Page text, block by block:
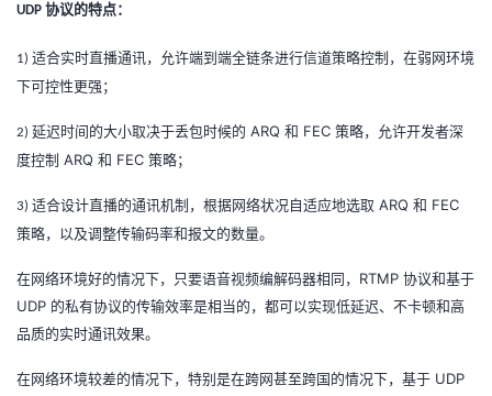
UDP 协议的特点：
1) 适合实时直播通讯，允许端到端全链条进行信道策略控制，在弱网环境
下可控性更强；
2) 延迟时间的大小取决于丢包时候的 ARQ 和 FEC 策略，允许开发者深
度控制 ARQ 和 FEC 策略；
3) 适合设计直播的通讯机制，根据网络状况自适应地选取 ARQ 和 FEC
策略，以及调整传输码率和报文的数量。
在网络环境好的情况下，只要语音视频编解码器相同， RTMP 协议和基于
UDP 的私有协议的传输效率是相当的，都可以实现低延迟、不卡顿和高
品质的实时通讯效果。
在网络环境较差的情况下，特别是在跨网甚至跨国的情况下，基于 UDP